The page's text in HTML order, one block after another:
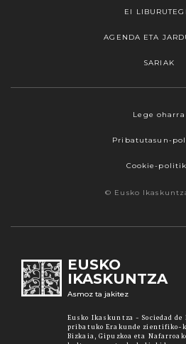
EI
AGENDA ETA
SARIAK
Lege oharra
Pribatutasun-
Cookie-
© Eusko
EUSKO
IKASKUNTZA
Asmoz ta jakitez
Eusko Ikaskuntza - Sociedad de
pribatuko Erakunde zientifiko-
Bizkaia, Gipuzkoa eta
Webgune honek
nabigatzeko nahiago
Guztiz desaktibatzea ere
"konfigurazioa" aukeran.
cookie politika onartzen
gehiago
Onartu